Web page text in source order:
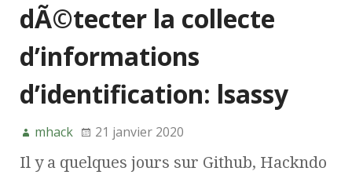
dÃ©tecter la collecte
d’informations
d’identification: lsassy
mhack 21 janvier 2020
Il y a quelques jours sur Github, Hackndo